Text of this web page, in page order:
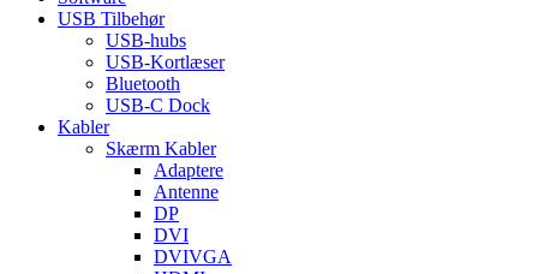
USB Tilbehør
USB-hubs
USB-Kortlæser
Bluetooth
USB-C Dock
Kabler
Skærm Kabler
Adaptere
Antenne
DP
DVI
DVIVGA